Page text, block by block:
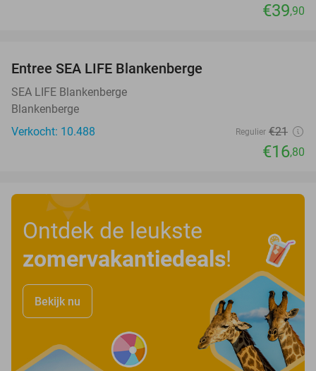
€39,90
Entree SEA LIFE Blankenberge
SEA LIFE Blankenberge
Blankenberge
Verkocht: 10.488
Regulier €21
€16,80
Ontdek de leukste
zomervakantiedeals!
Bekijk nu